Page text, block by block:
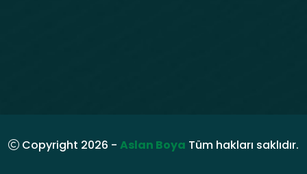
Copyright 2026 - Aslan Boya Tüm hakları saklıdır.